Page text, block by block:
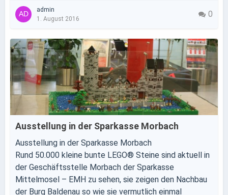
admin
1. August 2016
0
Ausstellung in der Sparkasse Morbach
Ausstellung in der Sparkasse Morbach
Rund 50.000 kleine bunte LEGO® Steine sind aktuell in
der Geschäftsstelle Morbach der Sparkasse
Mittelmosel – EMH zu sehen, sie zeigen den Nachbau
der Burg Baldenau so wie sie vermutlich einmal